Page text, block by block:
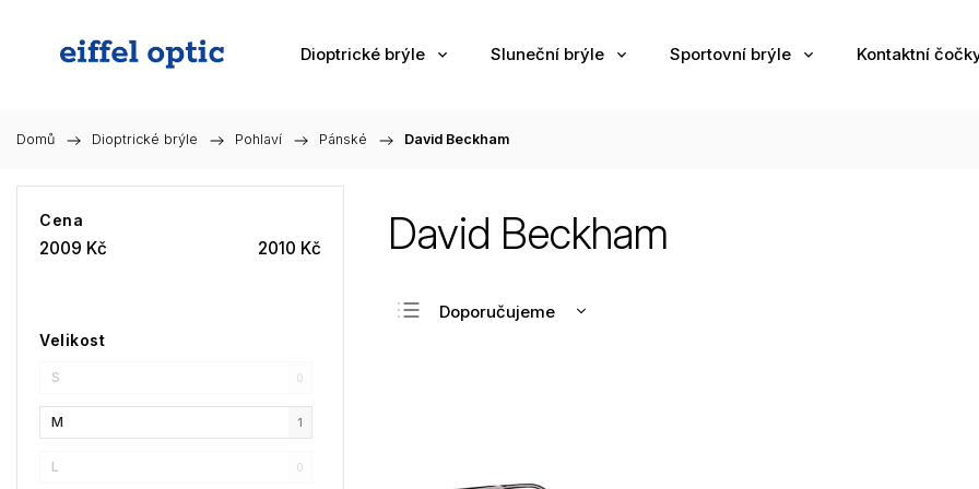
Dioptrické brýle Sluneční brýle Sportovní brýle Kontaktní
Domů / Dioptrické brýle / Pohlaví / Pánské / David Beckham
Cena
2009 Kč 2010 Kč
Velikost
S 0
M 1
L 0
David Beckham
Doporučujeme